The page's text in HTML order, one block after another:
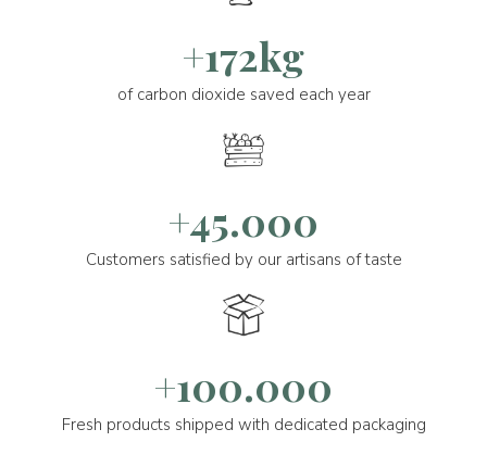
+172kg
of carbon dioxide saved each year
+45.000
Customers satisfied by our artisans of taste
+100.000
Fresh products shipped with dedicated packaging